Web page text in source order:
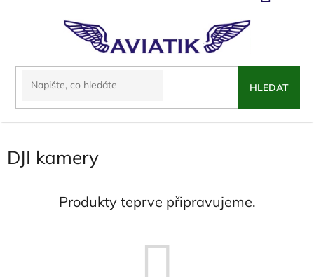
HLEDAT
DJI kamery
Produkty teprve připravujeme.